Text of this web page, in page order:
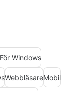
Windows
WebbläsareMobil